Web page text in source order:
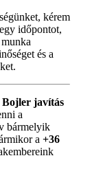
kérem
időpontot,
és a
Bojler javítás
a
bármelyik
a +36